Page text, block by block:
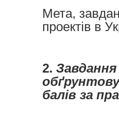
Мета,
проектів в
2.
балів за